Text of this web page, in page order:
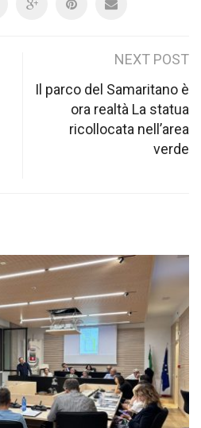
NEXT POST
Il parco del Samaritano è
ora realtà La statua
ricollocata nell’area
verde